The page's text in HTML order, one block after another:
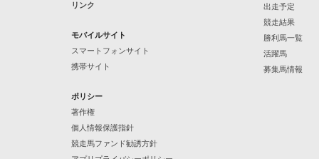
リンク
モバイルサイト
スマートフォンサイト
携帯サイト
ポリシー
著作権
個人情報保護指針
競走馬ファンド勧誘方針
出走予定
競走結果
勝利馬一覧
活躍馬
募集馬情報